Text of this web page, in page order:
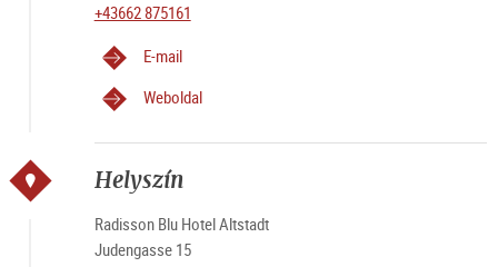
+43662 875161
E-mail
Weboldal
Helyszín
Radisson Blu Hotel Altstadt
Judengasse 15